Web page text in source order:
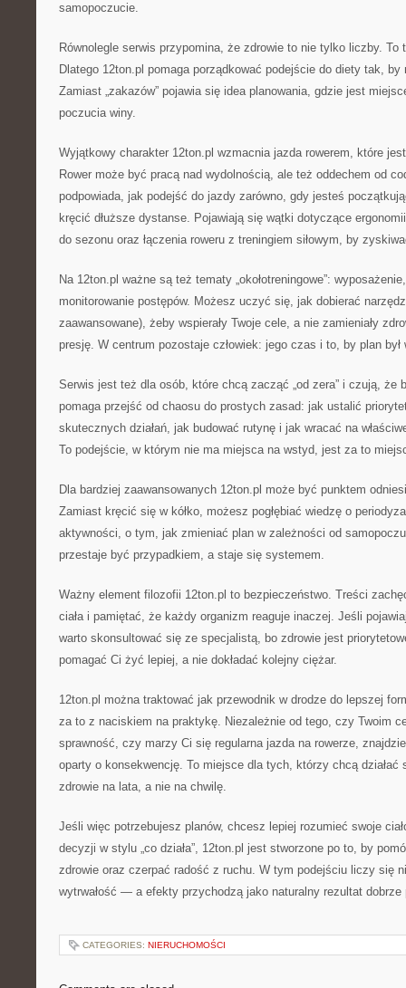
samopoczucie.
Równolegle serwis przypomina, że zdrowie to nie tylko liczby. To
Dlatego 12ton.pl pomaga porządkować podejście do diety tak,
Zamiast „zakazów” pojawia się idea planowania, gdzie jest
poczucia winy.
Wyjątkowy charakter 12ton.pl wzmacnia jazda rowerem, które
Rower może być pracą nad wydolnością, ale też oddechem od
podpowiada, jak podejść do jazdy zarówno, gdy jesteś
kręcić dłuższe dystanse. Pojawiają się wątki dotyczące
do sezonu oraz łączenia roweru z treningiem siłowym, by
Na 12ton.pl ważne są też tematy „okołotreningowe”:
monitorowanie postępów. Możesz uczyć się, jak dobierać
zaawansowane), żeby wspierały Twoje cele, a nie zamieniały
presję. W centrum pozostaje człowiek: jego czas i to, by plan był
Serwis jest też dla osób, które chcą zacząć „od zera” i czują, że
pomaga przejść od chaosu do prostych zasad: jak ustalić
skutecznych działań, jak budować rutynę i jak wracać na
To podejście, w którym nie ma miejsca na wstyd, jest za to
Dla bardziej zaawansowanych 12ton.pl może być punktem
Zamiast kręcić się w kółko, możesz pogłębiać wiedzę o
aktywności, o tym, jak zmieniać plan w zależności od
przestaje być przypadkiem, a staje się systemem.
Ważny element filozofii 12ton.pl to bezpieczeństwo. Treści
ciała i pamiętać, że każdy organizm reaguje inaczej. Jeśli
warto skonsultować się ze specjalistą, bo zdrowie jest
pomagać Ci żyć lepiej, a nie dokładać kolejny ciężar.
12ton.pl można traktować jak przewodnik w drodze do lepszej
za to z naciskiem na praktykę. Niezależnie od tego, czy Twoim
sprawność, czy marzy Ci się regularna jazda na rowerze,
oparty o konsekwencję. To miejsce dla tych, którzy chcą działać
zdrowie na lata, a nie na chwilę.
Jeśli więc potrzebujesz planów, chcesz lepiej rozumieć swoje
decyzji w stylu „co działa”, 12ton.pl jest stworzone po to, by
zdrowie oraz czerpać radość z ruchu. W tym podejściu liczy się
wytrwałość — a efekty przychodzą jako naturalny rezultat dobrze
CATEGORIES: NIERUCHOMOŚCI